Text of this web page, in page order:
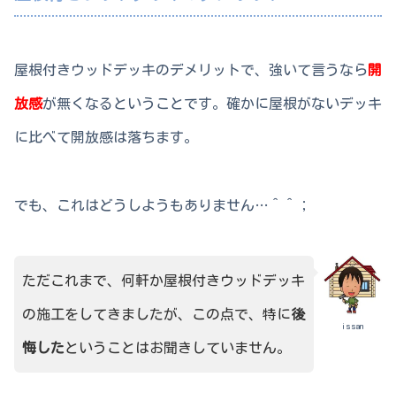
屋根付きウッドデッキのデメリットで、強いて言うなら開
放感が無くなるということです。確かに屋根がないデッキ
に比べて開放感は落ちます。
でも、これはどうしようもありません…＾＾；
issan
ただこれまで、何軒か屋根付きウッドデッキ
の施工をしてきましたが、この点で、特に後
悔したということはお聞きしていません。